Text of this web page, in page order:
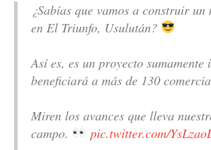
¿Sabías que vamos a construir un
en El Triunfo, Usulután?
Así es, es un proyecto sumamente
beneficiará a más de 130
Miren los avances que lleva
campo.
pic.twitter.com/